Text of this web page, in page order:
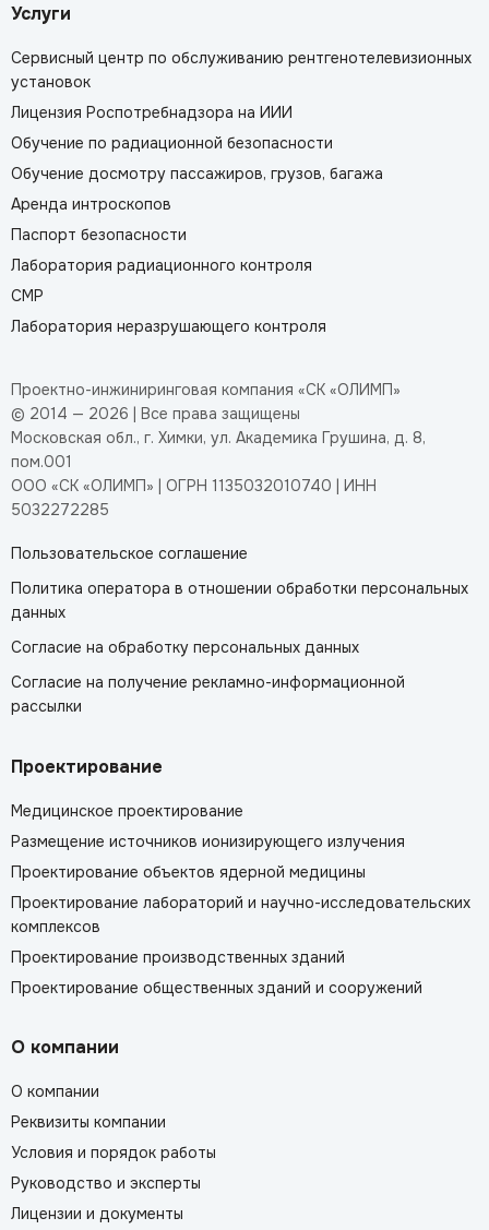
Услуги
Сервисный центр по обслуживанию рентгенотелевизионных
установок
Лицензия Роспотребнадзора на ИИИ
Обучение по радиационной безопасности
Обучение досмотру пассажиров, грузов, багажа
Аренда интроскопов
Паспорт безопасности
Лаборатория радиационного контроля
СМР
Лаборатория неразрушающего контроля
Проектно-инжиниринговая компания «СК «ОЛИМП»
© 2014 — 2026 | Все права защищены
Московская обл., г. Химки, ул. Академика Грушина, д. 8,
пом.001
ООО «СК «ОЛИМП» | ОГРН 1135032010740 | ИНН
5032272285
Пользовательское соглашение
Политика оператора в отношении обработки персональных
данных
Согласие на обработку персональных данных
Согласие на получение рекламно-информационной
рассылки
Проектирование
Медицинское проектирование
Размещение источников ионизирующего излучения
Проектирование объектов ядерной медицины
Проектирование лабораторий и научно-исследовательских
комплексов
Проектирование производственных зданий
Проектирование общественных зданий и сооружений
О компании
О компании
Реквизиты компании
Условия и порядок работы
Руководство и эксперты
Лицензии и документы